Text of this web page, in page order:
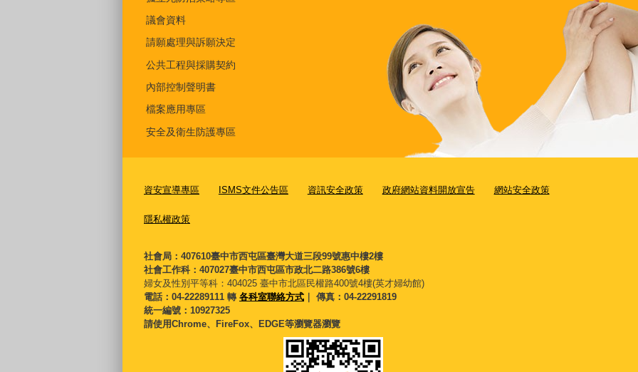
議會資料
請願處理與訴願決定
公共工程與採購契約
內部控制聲明書
檔案應用專區
安全及衛生防護專區
資安宣導專區 ISMS文件公告區 資訊安全政策 政府網站資料開放宣告 網站安全政策
隱私權政策
社會局：407610臺中市西屯區臺灣大道三段99號惠中樓2樓
社會工作科：407027臺中市西屯區市政北二路386號6樓
婦女及性別平等科： 404025 臺中市北區民權路400號4樓(英才婦幼館)
電話：04-22289111 轉 各科室聯絡方式 ｜ 傳真：04-22291819
統一編號：10927325
請使用Chrome、FireFox、EDGE等瀏覽器瀏覽